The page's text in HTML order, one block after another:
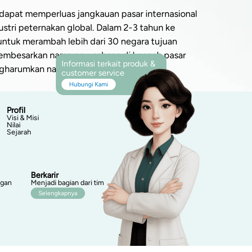
memperluas jangkauan pasar internasional
peternakan global. Dalam 2-3 tahun ke
merambah lebih dari 30 negara tujuan
nama perusahaan di kancah pasar
nama negara Indonesia.
Profil
Visi & Misi
Nilai
Sejarah
Berkarir
Selengkapnya
Menjadi bagian dari tim
Informasi terkait produk &
customer service
Hubungi Kami